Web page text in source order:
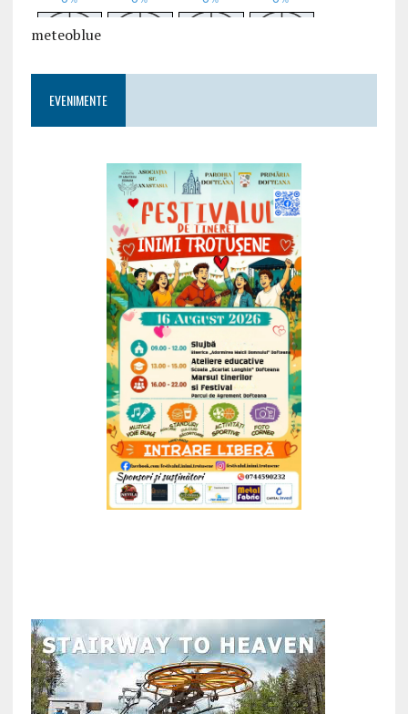
meteoblue
EVENIMENTE